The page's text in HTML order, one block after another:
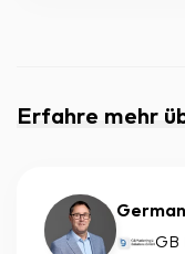
Erfahre mehr
GB